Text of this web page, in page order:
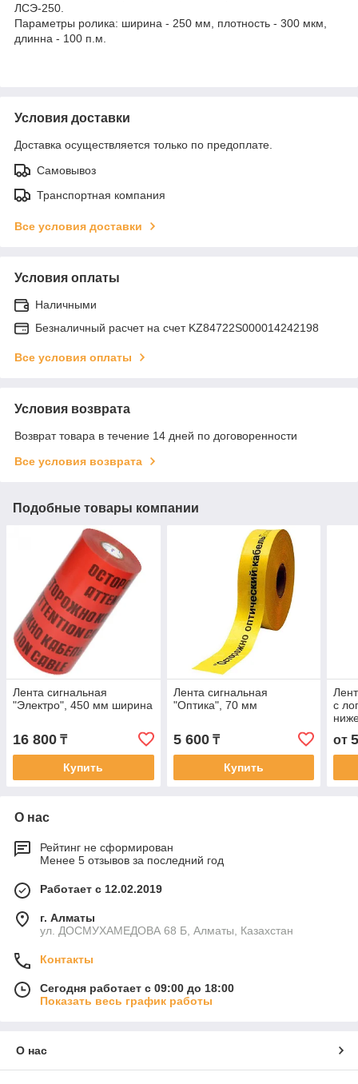
ЛСЭ-250.
Параметры ролика: ширина - 250 мм, плотность - 300 мкм,
длинна - 100 п.м.
Условия доставки
Доставка осуществляется только по предоплате.
Самовывоз
Транспортная компания
Все условия доставки
Условия оплаты
Наличными
Безналичный расчет на счет KZ84722S000014242198
Все условия оплаты
Условия возврата
Возврат товара в течение 14 дней по договоренности
Все условия возврата
Подобные товары компании
Лента сигнальная
"Электро", 450 мм ширина
16 800 ₸
Купить
Лента сигнальная
"Оптика", 70 мм
5 600₸
Купить
с
от
О нас
Рейтинг не сформирован
Менее 5 отзывов за последний год
Работает с 12.02.2019
г. Алматы
ул. ДОСМУХАМЕДОВА 68 Б, Алматы, Казахстан
Контакты
Сегодня работает с 09:00 до 18:00
Показать весь график работы
О нас